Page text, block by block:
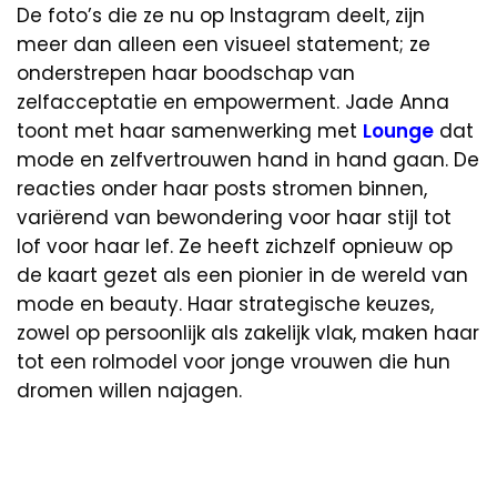
De foto’s die ze nu op Instagram deelt, zijn
meer dan alleen een visueel statement; ze
onderstrepen haar boodschap van
zelfacceptatie en empowerment. Jade Anna
toont met haar samenwerking met Lounge dat
mode en zelfvertrouwen hand in hand gaan. De
reacties onder haar posts stromen binnen,
variërend van bewondering voor haar stijl tot
lof voor haar lef. Ze heeft zichzelf opnieuw op
de kaart gezet als een pionier in de wereld van
mode en beauty. Haar strategische keuzes,
zowel op persoonlijk als zakelijk vlak, maken haar
tot een rolmodel voor jonge vrouwen die hun
dromen willen najagen.